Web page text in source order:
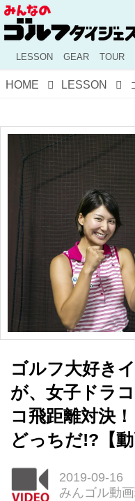
LESSON GEAR TOUR
HOME LESSON
ゴルフ大好き
が、女子ドラ
コ飛距離対決
どっちだ!?【動
2019-09-16
みんゴル動